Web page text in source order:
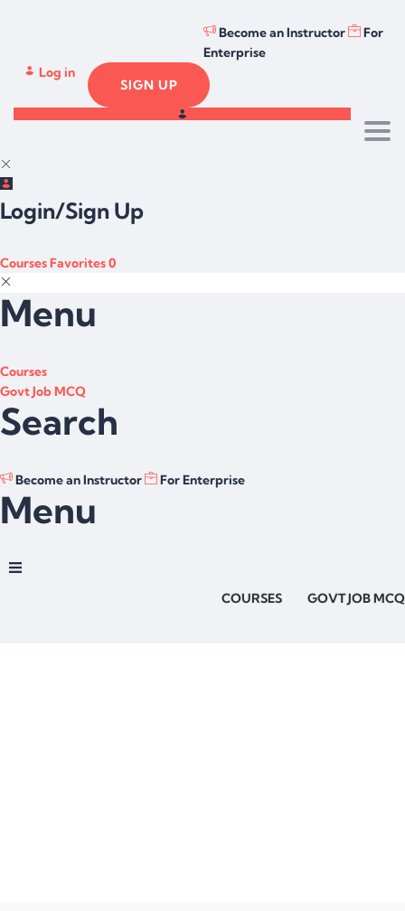
Become an Instructor
For
Enterprise
Log in
SIGN UP
Login/Sign Up
CoursesFavorites0
Menu
Courses
Govt Job MCQ
Search
Become an Instructor For Enterprise
Menu
COURSES GOVT JOB MCQ